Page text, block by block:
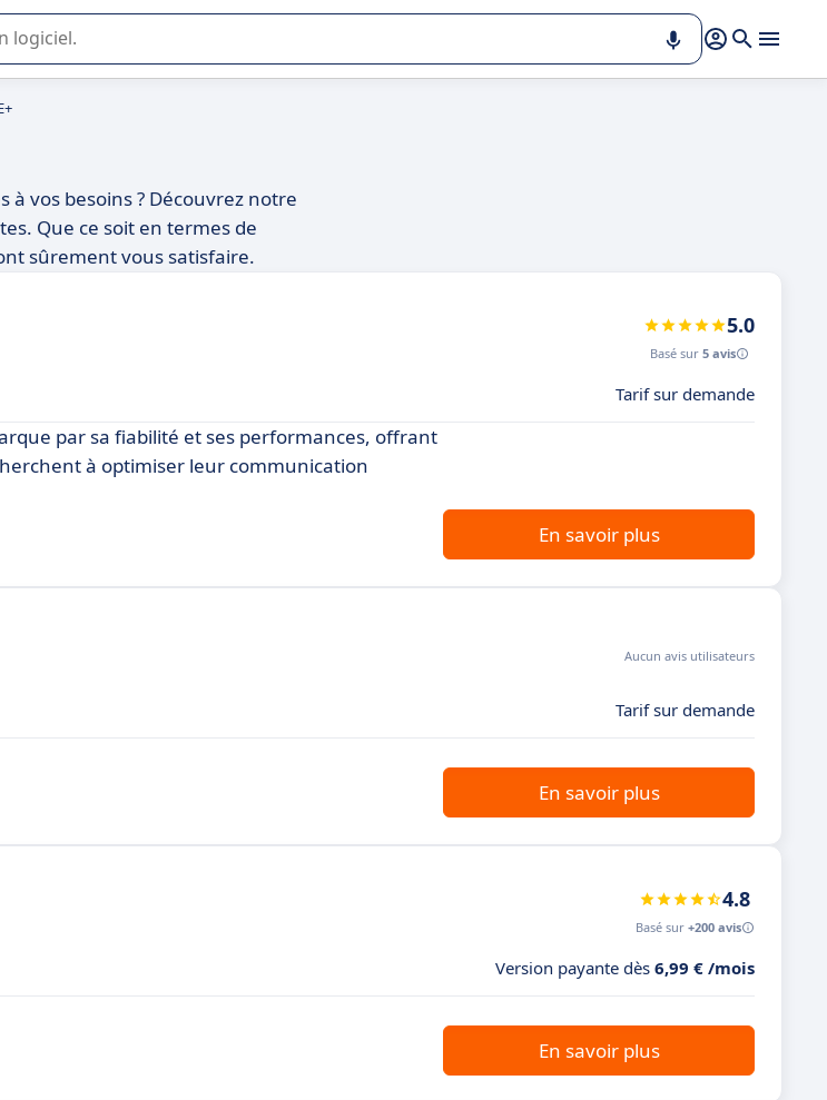
logiciel SaaS en entreprise.
à vos besoins ? Découvrez notre
Que ce soit en termes de
sûrement vous satisfaire.
5.0
Basé sur 5 avis
Tarif sur demande
par sa fiabilité et ses performances, offrant
à optimiser leur communication
En savoir plus
Aucun avis utilisateurs
Tarif sur demande
En savoir plus
4.8
Basé sur +200 avis
Version payante dès 6,99 € /mois
En savoir plus